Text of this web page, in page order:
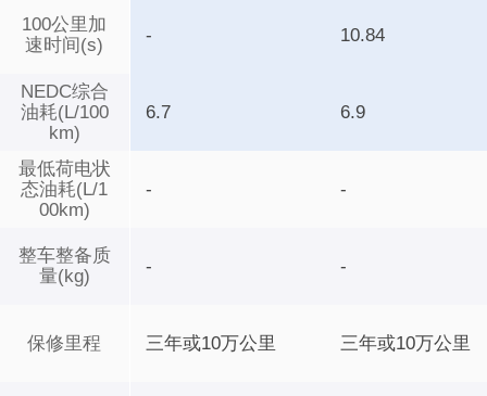
100公里加
速时间(s)
NEDC综合
油耗(L/100
km)
最低荷电状
态油耗(L/1
00km)
整车整备质
量(kg)
保修里程
- 10.84
6.7 6.9
- -
- -
三年或10万公里 三年或10万公里